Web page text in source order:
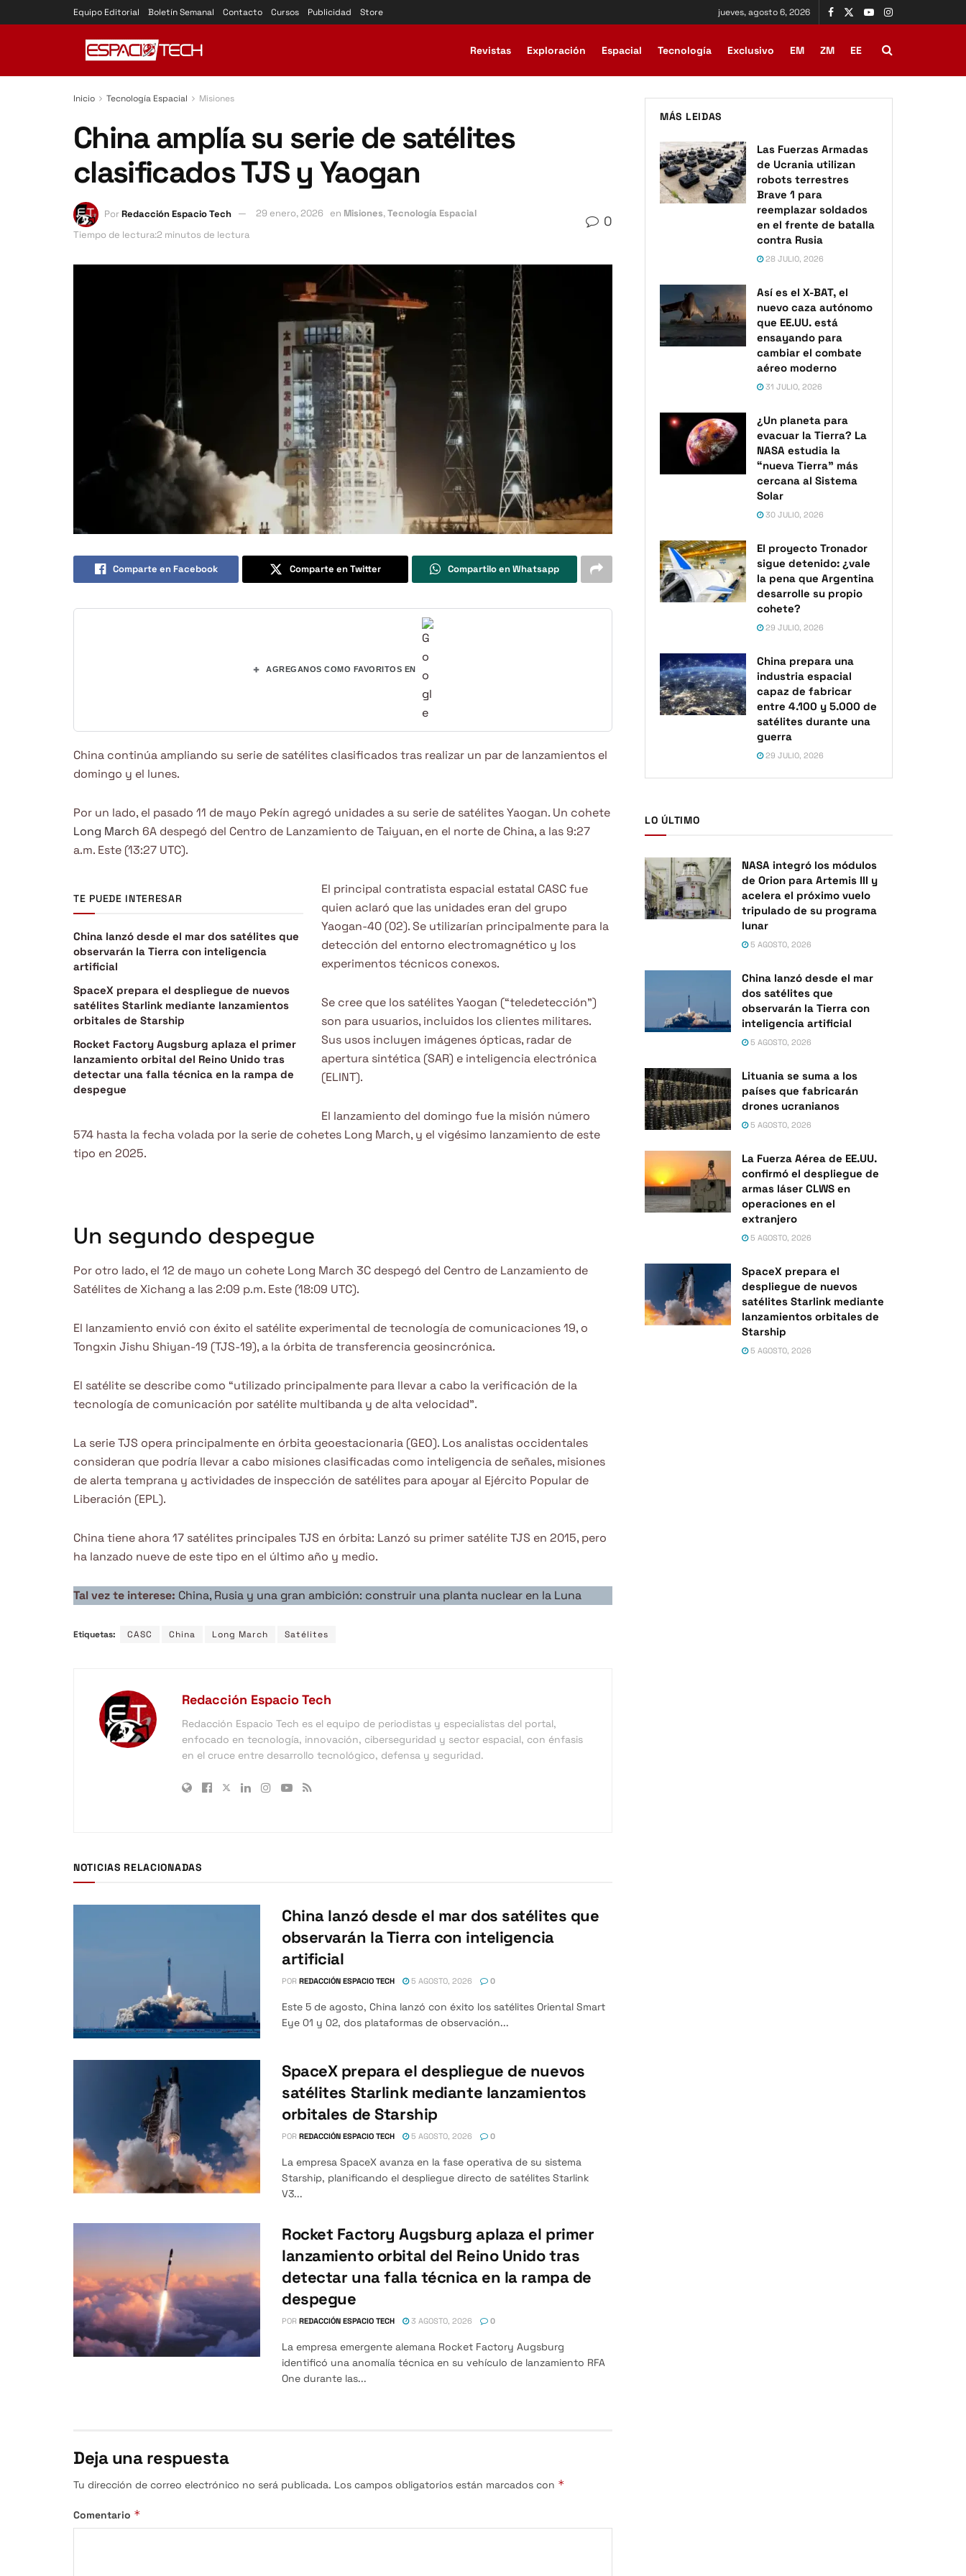
Equipo Editorial Boletín Semanal Contacto Cursos Publicidad Store jueves, agosto 6, 2026
Revistas Exploración Espacial Tecnología Exclusivo EM ZM EE
Inicio Tecnología Espacial Misiones
China amplía su serie de satélites
clasificados TJS y Yaogan
PorRedacción Espacio Tech 29 enero, 2026 en Misiones,Tecnología Espacial
Tiempo de lectura:2 minutos de lectura
0
Comparte en Facebook Comparte en Twitter Compartilo en Whatsapp
+ AGREGANOS COMO FAVORITOS EN
China continúa ampliando su serie de satélites clasificados tras realizar un par de lanzamientos el
domingo y el lunes.
Por un lado, el pasado 11 de mayo Pekín agregó unidades a su serie de satélites Yaogan. Un cohete
Long March 6A despegó del Centro de Lanzamiento de Taiyuan, en el norte de China, a las 9:27
a.m. Este (13:27 UTC).
TE PUEDE INTERESAR
China lanzó desde el mar dos satélites que
observarán la Tierra con inteligencia
artificial
SpaceX prepara el despliegue de nuevos
satélites Starlink mediante lanzamientos
orbitales de Starship
Rocket Factory Augsburg aplaza el primer
lanzamiento orbital del Reino Unido tras
detectar una falla técnica en la rampa de
despegue
El principal contratista espacial estatal CASC fue
quien aclaró que las unidades eran del grupo
Yaogan-40 (02). Se utilizarían principalmente para la
detección del entorno electromagnético y los
experimentos técnicos conexos.
Se cree que los satélites Yaogan (“teledetección”)
son para usuarios, incluidos los clientes militares.
Sus usos incluyen imágenes ópticas, radar de
apertura sintética (SAR) e inteligencia electrónica
(ELINT).
El lanzamiento del domingo fue la misión número
574 hasta la fecha volada por la serie de cohetes Long March, y el vigésimo lanzamiento de este
tipo en 2025.
Un segundo despegue
Por otro lado, el 12 de mayo un cohete Long March 3C despegó del Centro de Lanzamiento de
Satélites de Xichang a las 2:09 p.m. Este (18:09 UTC).
El lanzamiento envió con éxito el satélite experimental de tecnología de comunicaciones 19, o
Tongxin Jishu Shiyan-19 (TJS-19), a la órbita de transferencia geosincrónica.
El satélite se describe como “utilizado principalmente para llevar a cabo la verificación de la
tecnología de comunicación por satélite multibanda y de alta velocidad”.
La serie TJS opera principalmente en órbita geoestacionaria (GEO). Los analistas occidentales
consideran que podría llevar a cabo misiones clasificadas como inteligencia de señales, misiones
de alerta temprana y actividades de inspección de satélites para apoyar al Ejército Popular de
Liberación (EPL).
China tiene ahora 17 satélites principales TJS en órbita: Lanzó su primer satélite TJS en 2015, pero
ha lanzado nueve de este tipo en el último año y medio.
Tal vez te interese: China, Rusia y una gran ambición: construir una planta nuclear en la Luna
Etiquetas: CASC China Long March Satélites
Redacción Espacio Tech
Redacción Espacio Tech es el equipo de periodistas y especialistas del portal,
enfocado en tecnología, innovación, ciberseguridad y sector espacial, con énfasis
en el cruce entre desarrollo tecnológico, defensa y seguridad.
NOTICIAS RELACIONADAS
China lanzó desde el mar dos satélites que
observarán la Tierra con inteligencia
artificial
POR REDACCIÓN ESPACIO TECH 5 AGOSTO, 2026 0
Este 5 de agosto, China lanzó con éxito los satélites Oriental Smart
Eye 01 y 02, dos plataformas de observación...
SpaceX prepara el despliegue de nuevos
satélites Starlink mediante lanzamientos
orbitales de Starship
POR REDACCIÓN ESPACIO TECH 5 AGOSTO, 2026 0
La empresa SpaceX avanza en la fase operativa de su sistema
Starship, planificando el despliegue directo de satélites Starlink
V3...
Rocket Factory Augsburg aplaza el primer
lanzamiento orbital del Reino Unido tras
detectar una falla técnica en la rampa de
despegue
POR REDACCIÓN ESPACIO TECH 3 AGOSTO, 2026 0
La empresa emergente alemana Rocket Factory Augsburg
identificó una anomalía técnica en su vehículo de lanzamiento RFA
One durante las...
Deja una respuesta
Tu dirección de correo electrónico no será publicada. Los campos obligatorios están marcados con *
Comentario *
MÁS LEIDAS
Las Fuerzas Armadas
de Ucrania utilizan
robots terrestres
Brave 1 para
reemplazar soldados
en el frente de batalla
contra Rusia
28 JULIO, 2026
Así es el X-BAT, el
nuevo caza autónomo
que EE.UU. está
ensayando para
cambiar el combate
aéreo moderno
31 JULIO, 2026
¿Un planeta para
evacuar la Tierra? La
NASA estudia la
“nueva Tierra” más
cercana al Sistema
Solar
30 JULIO, 2026
El proyecto Tronador
sigue detenido: ¿vale
la pena que Argentina
desarrolle su propio
cohete?
29 JULIO, 2026
China prepara una
industria espacial
capaz de fabricar
entre 4.100 y 5.000 de
satélites durante una
guerra
29 JULIO, 2026
LO ÚLTIMO
NASA integró los módulos
de Orion para Artemis III y
acelera el próximo vuelo
tripulado de su programa
lunar
5 AGOSTO, 2026
China lanzó desde el mar
dos satélites que
observarán la Tierra con
inteligencia artificial
5 AGOSTO, 2026
Lituania se suma a los
países que fabricarán
drones ucranianos
5 AGOSTO, 2026
La Fuerza Aérea de EE.UU.
confirmó el despliegue de
armas láser CLWS en
operaciones en el
extranjero
5 AGOSTO, 2026
SpaceX prepara el
despliegue de nuevos
satélites Starlink mediante
lanzamientos orbitales de
Starship
5 AGOSTO, 2026